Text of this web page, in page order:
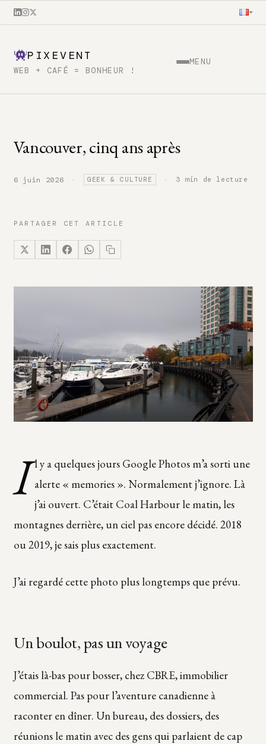
PIXEVENT
WEB + CAFÉ = BONHEUR !
MENU
Vancouver, cinq ans après
6 juin 2026 · GEEK & CULTURE · 3 min de lecture
PARTAGER CET ARTICLE
I l y a quelques jours Google Photos m’a sorti une
alerte « memories ». Normalement j’ignore. Là
j’ai ouvert. C’était Coal Harbour le matin, les
montagnes derrière, un ciel pas encore décidé. 2018
ou 2019, je sais plus exactement.
J’ai regardé cette photo plus longtemps que prévu.
Un boulot, pas un voyage
J’étais là-bas pour bosser, chez CBRE, immobilier
commercial. Pas pour l’aventure canadienne à
raconter en dîner. Un bureau, des dossiers, des
réunions le matin avec des gens qui parlaient de cap